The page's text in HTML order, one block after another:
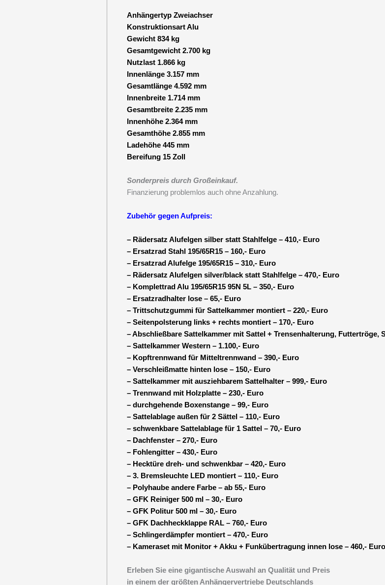
Anhängertyp Zweiachser
Konstruktionsart Alu
Gewicht 834 kg
Gesamtgewicht 2.700 kg
Nutzlast 1.866 kg
Innenlänge 3.157 mm
Gesamtlänge 4.592 mm
Innenbreite 1.714 mm
Gesamtbreite 2.235 mm
Innenhöhe 2.364 mm
Gesamthöhe 2.855 mm
Ladehöhe 445 mm
Bereifung 15 Zoll
Sonderpreis durch Großeinkauf.
Finanzierung problemlos auch ohne Anzahlung.
Zubehör gegen Aufpreis:
– Rädersatz Alufelgen silber statt Stahlfelge – 410,- Euro
– Ersatzrad Stahl 195/65R15 – 160,- Euro
– Ersatzrad Alufelge 195/65R15 – 310,- Euro
– Rädersatz Alufelgen silver/black statt Stahlfelge – 470,- Euro
– Komplettrad Alu 195/65R15 95N 5L – 350,- Euro
– Ersatzradhalter lose – 65,- Euro
– Trittschutzgummi für Sattelkammer montiert – 220,- Euro
– Seitenpolsterung links + rechts montiert – 170,- Euro
– Abschließbare Sattelkammer mit Sattel + Trensenhalterung, Futtertröge,
– Sattelkammer Western – 1.100,- Euro
– Kopftrennwand für Mitteltrennwand – 390,- Euro
– Verschleißmatte hinten lose – 150,- Euro
– Sattelkammer mit ausziehbarem Sattelhalter – 999,- Euro
– Trennwand mit Holzplatte – 230,- Euro
– durchgehende Boxenstange – 99,- Euro
– Sattelablage außen für 2 Sättel – 110,- Euro
– schwenkbare Sattelablage für 1 Sattel – 70,- Euro
– Dachfenster – 270,- Euro
– Fohlengitter – 430,- Euro
– Hecktüre dreh- und schwenkbar – 420,- Euro
– 3. Bremsleuchte LED montiert – 110,- Euro
– Polyhaube andere Farbe – ab 55,- Euro
– GFK Reiniger 500 ml – 30,- Euro
– GFK Politur 500 ml – 30,- Euro
– GFK Dachheckklappe RAL – 760,- Euro
– Schlingerdämpfer montiert – 470,- Euro
– Kameraset mit Monitor + Akku + Funkübertragung innen lose – 460,- Euro
Erleben Sie eine gigantische Auswahl an Qualität und Preis
in einem der größten Anhängervertriebe Deutschlands